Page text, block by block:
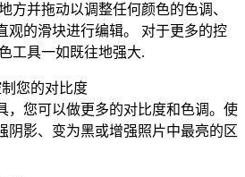
方并拖动以调整任何颜色的色调、
观的滑块进行编辑。 对于更多的控
工具一如既往地强大.
您的对比度
，您可以做更多的对比度和色调。使
阴影、变为黑或增强照片中最亮的区